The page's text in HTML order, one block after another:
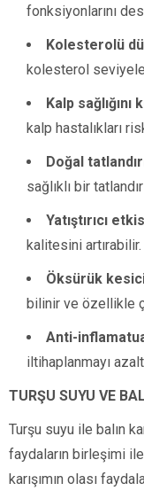
fonksiyonlarını
Kolesterolü
kolesterol
Kalp sağlığını
kalp hastalıkları
Doğal
sağlıklı bir
Yatıştırıcı
kalitesini artırabilir.
Öksürük
bilinir ve özellikle
Anti-
iltihaplanmayı
TURŞU SUYU VE
Turşu suyu ile balın
faydaların birleşimi
karışımın olası